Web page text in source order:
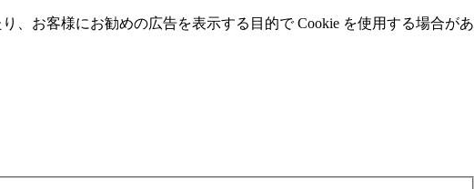
、お客様にお勧めの広告を表⽰する⽬的で Cookie を使⽤する場合があ